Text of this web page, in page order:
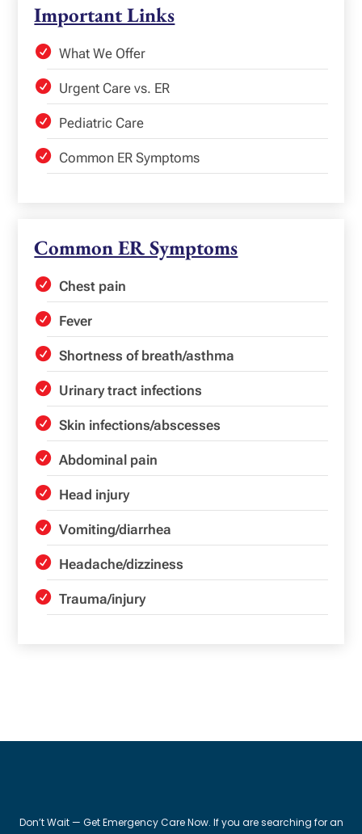
Important Links
What We Offer
Urgent Care vs. ER
Pediatric Care
Common ER Symptoms
Common ER Symptoms
Chest pain
Fever
Shortness of breath/asthma
Urinary tract infections
Skin infections/abscesses
Abdominal pain
Head injury
Vomiting/diarrhea
Headache/dizziness
Trauma/injury
Don’t Wait — Get Emergency Care Now. If you are searching for an